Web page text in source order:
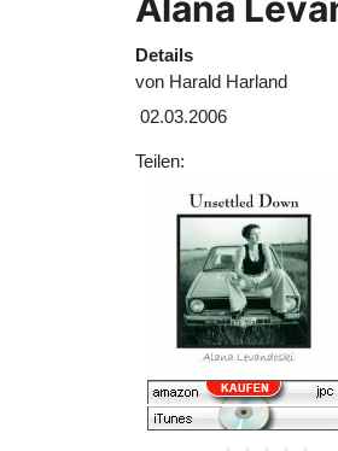
Details
von Harald Harland
02.03.2006
Teilen: